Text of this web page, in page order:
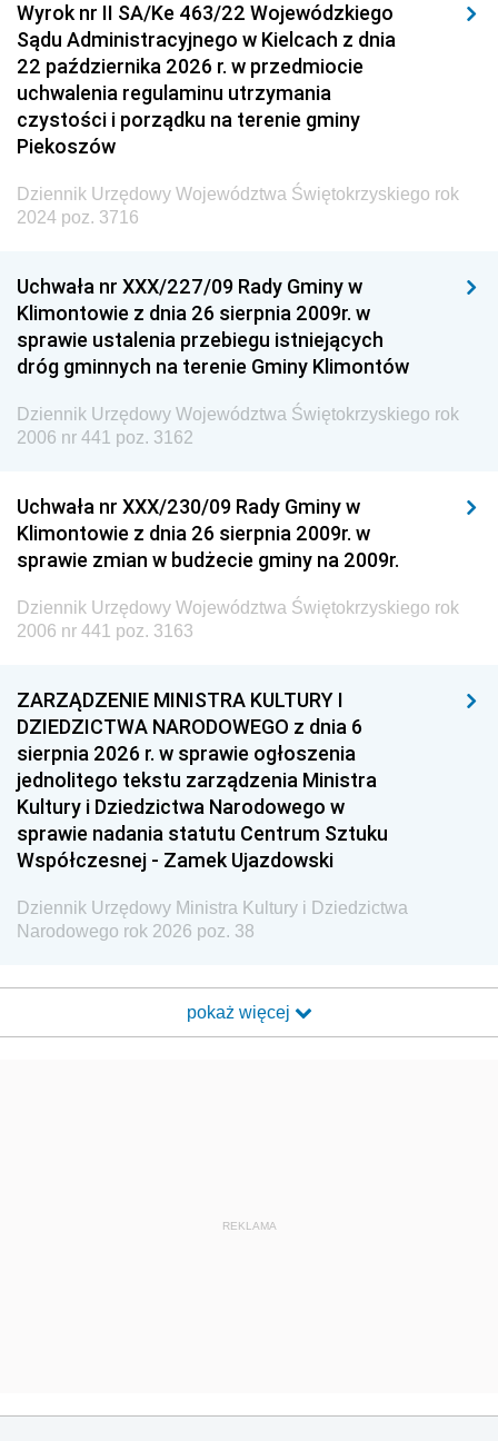
Wyrok nr II SA/Ke 463/22 Wojewódzkiego
Sądu Administracyjnego w Kielcach z dnia
22 października 2026 r. w przedmiocie
uchwalenia regulaminu utrzymania
czystości i porządku na terenie gminy
Piekoszów
Dziennik Urzędowy Województwa Świętokrzyskiego rok
2024 poz. 3716
Uchwała nr XXX/227/09 Rady Gminy w
Klimontowie z dnia 26 sierpnia 2009r. w
sprawie ustalenia przebiegu istniejących
dróg gminnych na terenie Gminy Klimontów
Dziennik Urzędowy Województwa Świętokrzyskiego rok
2006 nr 441 poz. 3162
Uchwała nr XXX/230/09 Rady Gminy w
Klimontowie z dnia 26 sierpnia 2009r. w
sprawie zmian w budżecie gminy na 2009r.
Dziennik Urzędowy Województwa Świętokrzyskiego rok
2006 nr 441 poz. 3163
ZARZĄDZENIE MINISTRA KULTURY I
DZIEDZICTWA NARODOWEGO z dnia 6
sierpnia 2026 r. w sprawie ogłoszenia
jednolitego tekstu zarządzenia Ministra
Kultury i Dziedzictwa Narodowego w
sprawie nadania statutu Centrum Sztuku
Współczesnej - Zamek Ujazdowski
Dziennik Urzędowy Ministra Kultury i Dziedzictwa
Narodowego rok 2026 poz. 38
pokaż więcej
REKLAMA